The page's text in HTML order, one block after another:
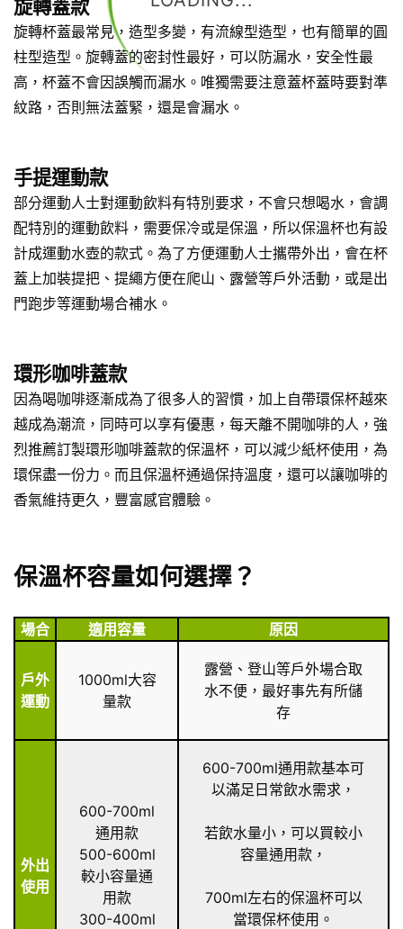
旋轉蓋款
旋轉杯蓋最常見，造型多變，有流線型造型，也有簡單的圓
柱型造型。旋轉蓋的密封性最好，可以防漏水，安全性最
高，杯蓋不會因誤觸而漏水。唯獨需要注意蓋杯蓋時要對準
紋路，否則無法蓋緊，還是會漏水。
手提運動款
部分運動人士對運動飲料有特別要求，不會只想喝水，會調
配特別的運動飲料，需要保冷或是保溫，所以保溫杯也有設
計成運動水壺的款式。為了方便運動人士攜帶外出，會在杯
蓋上加裝提把、提繩方便在爬山、露營等戶外活動，或是出
門跑步等運動場合補水。
環形咖啡蓋款
因為喝咖啡逐漸成為了很多人的習慣，加上自帶環保杯越來
越成為潮流，同時可以享有優惠，每天離不開咖啡的人，強
烈推薦訂製環形咖啡蓋款的保溫杯，可以減少紙杯使用，為
環保盡一份力。而且保溫杯通過保持溫度，還可以讓咖啡的
香氣維持更久，豐富感官體驗。
保溫杯容量如何選擇？
場合 適用容量 原因
戶外
運動
1000ml大容
量款
露營、登山等戶外場合取
水不便，最好事先有所儲
存
外出
使用
600-700ml
通用款
500-600ml
較小容量通
用款
300-400ml
600-700ml通用款基本可
以滿足日常飲水需求，
若飲水量小，可以買較小
容量通用款，
700ml左右的保溫杯可以
當環保杯使用。